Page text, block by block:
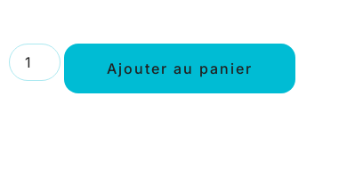
Ajouter au panier